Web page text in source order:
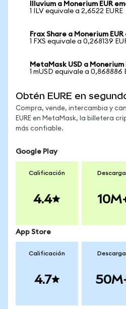
Illuvium a Monerium EUR
1 ILV equivale a 2,6522 EURE
Frax Share a Monerium
1 FXS equivale a 0,268139
MetaMask USD a Monerium
1 mUSD equivale a 0,868886
Obtén EURE en
Compra, vende, intercambia y
EURE en MetaMask, la billetera
más confiable.
Google Play
Calificación
4.4
App Store
Calificación
4.7